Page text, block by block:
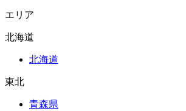
エリア
北海道
北海道
東北
青森県